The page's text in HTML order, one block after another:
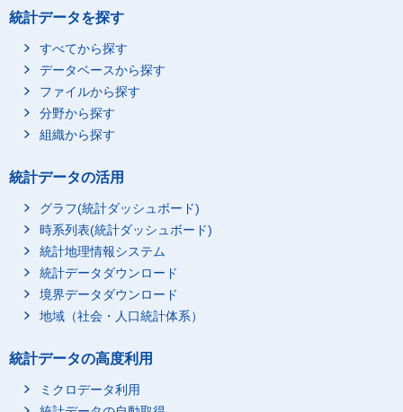
統計データを探す
すべてから探す
データベースから探す
ファイルから探す
分野から探す
組織から探す
統計データの活用
グラフ(統計ダッシュボード)
時系列表(統計ダッシュボード)
統計地理情報システム
統計データダウンロード
境界データダウンロード
地域（社会・人口統計体系）
統計データの高度利用
ミクロデータ利用